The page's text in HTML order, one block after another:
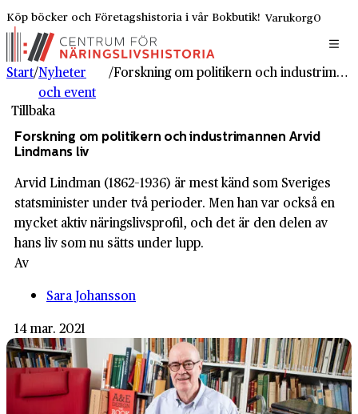
Köp böcker och Företagshistoria i vår Bokbutik! Varukorg0
Start/Nyheter
och event
/ Forskning om politikern och industrimannen Arvid Lindmans liv
Tillbaka
Forskning om politikern och industrimannen Arvid
Lindmans liv
Arvid Lindman (1862–1936) är mest känd som Sveriges
statsminister under två perioder. Men han var också en
mycket aktiv näringslivsprofil, och det är den delen av
hans liv som nu sätts under lupp.
Av
Sara Johansson
14 mar. 2021